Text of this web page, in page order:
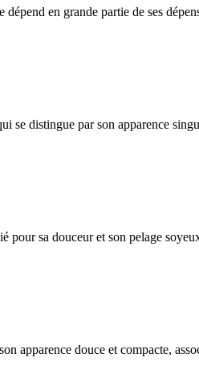
en grande partie de ses
distingue par son apparence
sa douceur et son pelage
apparence douce et compacte,